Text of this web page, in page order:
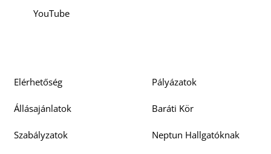
YouTube
Elérhetőség Pályázatok
Állásajánlatok Baráti Kör
Szabályzatok Neptun Hallgatóknak